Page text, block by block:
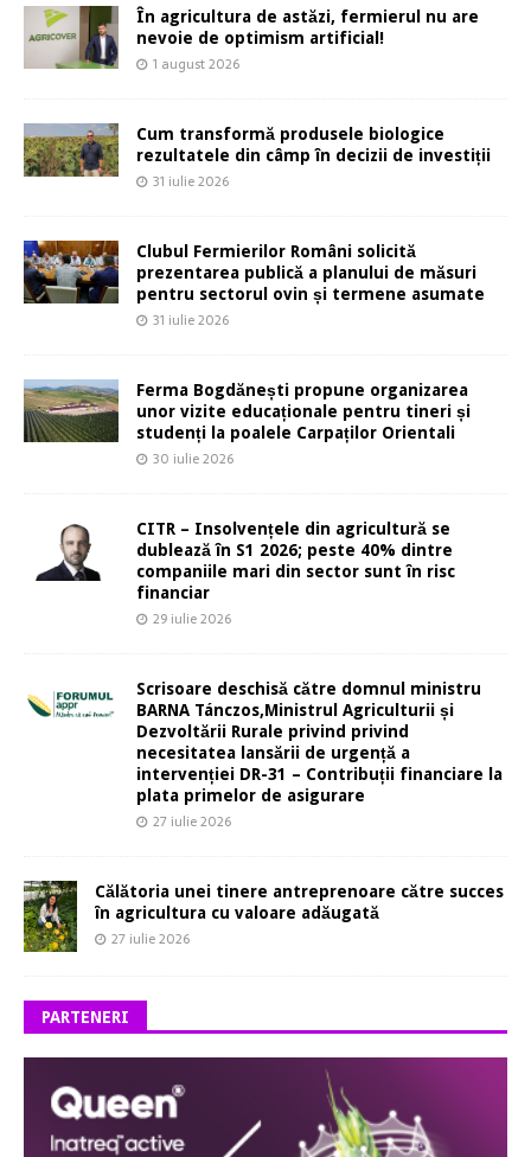
În agricultura de astăzi, fermierul nu are
nevoie de optimism artificial!
1 august 2026
Cum transformă produsele biologice
rezultatele din câmp în decizii de investiții
31 iulie 2026
Clubul Fermierilor Români solicită
prezentarea publică a planului de măsuri
pentru sectorul ovin și termene asumate
31 iulie 2026
Ferma Bogdănești propune organizarea
unor vizite educaționale pentru tineri și
studenți la poalele Carpaților Orientali
30 iulie 2026
CITR – Insolvențele din agricultură se
dublează în S1 2026; peste 40% dintre
companiile mari din sector sunt în risc
financiar
29 iulie 2026
Scrisoare deschisă către domnul ministru
BARNA Tánczos,Ministrul Agriculturii și
Dezvoltării Rurale privind privind
necesitatea lansării de urgență a
intervenției DR-31 – Contribuții financiare la
plata primelor de asigurare
27 iulie 2026
Călătoria unei tinere antreprenoare către succes
în agricultura cu valoare adăugată
27 iulie 2026
PARTENERI